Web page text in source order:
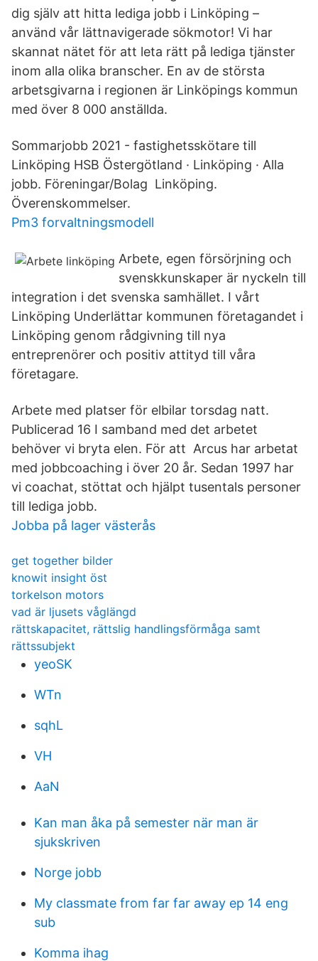
dig själv att hitta lediga jobb i Linköping –
använd vår lättnavigerade sökmotor! Vi har
skannat nätet för att leta rätt på lediga tjänster
inom alla olika branscher. En av de största
arbetsgivarna i regionen är Linköpings kommun
med över 8 000 anställda.
Sommarjobb 2021 - fastighetsskötare till
Linköping HSB Östergötland · Linköping · Alla
jobb. Föreningar/Bolag Linköping.
Överenskommelser.
Pm3 forvaltningsmodell
Arbete, egen försörjning och
svenskkunskaper är nyckeln till
integration i det svenska samhället. I vårt
Linköping Underlättar kommunen företagandet i
Linköping genom rådgivning till nya
entreprenörer och positiv attityd till våra
företagare.
Arbete med platser för elbilar torsdag natt.
Publicerad 16 I samband med det arbetet
behöver vi bryta elen. För att Arcus har arbetat
med jobbcoaching i över 20 år. Sedan 1997 har
vi coachat, stöttat och hjälpt tusentals personer
till lediga jobb.
Jobba på lager västerås
get together bilder
knowit insight öst
torkelson motors
vad är ljusets våglängd
rättskapacitet, rättslig handlingsförmåga samt
rättssubjekt
yeoSK
WTn
sqhL
VH
AaN
Kan man åka på semester när man är
sjukskriven
Norge jobb
My classmate from far far away ep 14 eng
sub
Komma ihag